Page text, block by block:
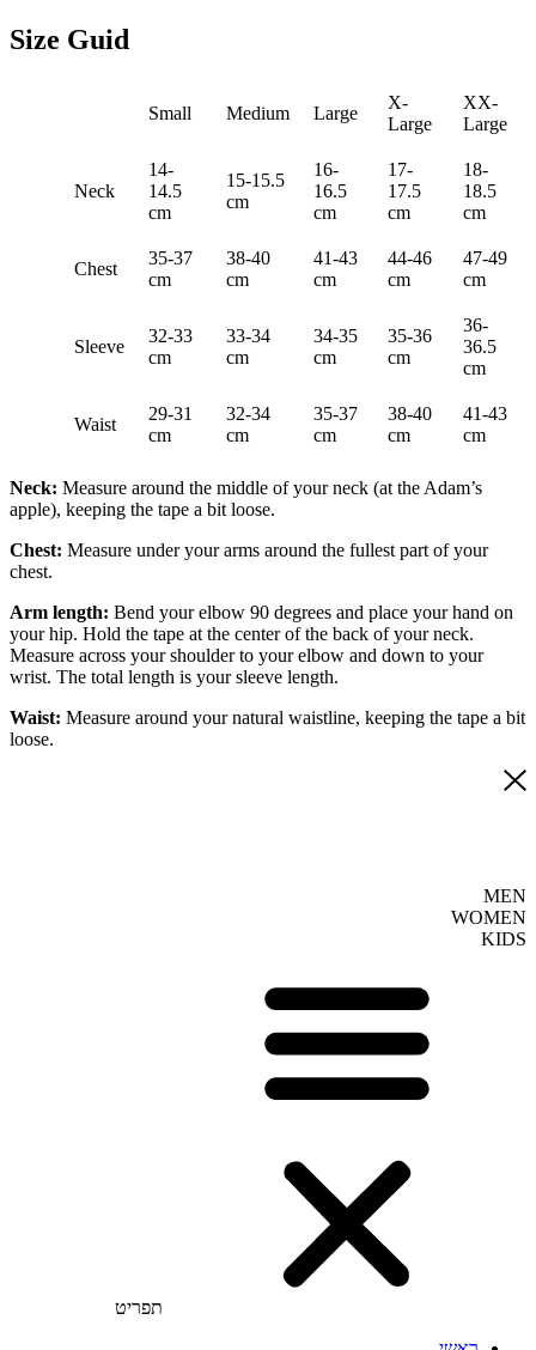
Size Guid
Small Medium Large
X-
Large
XX-
Large
Neck
14-
14.5
cm
15-15.5
cm
16-
16.5
cm
17-
17.5
cm
18-
18.5
cm
Chest
35-37
cm
38-40
cm
41-43
cm
44-46
cm
47-49
cm
Sleeve
32-33
cm
33-34
cm
34-35
cm
35-36
cm
36-
36.5
cm
Waist
29-31
cm
32-34
cm
35-37
cm
38-40
cm
41-43
cm
Neck: Measure around the middle of your neck (at the Adam’s
apple), keeping the tape a bit loose.
Chest: Measure under your arms around the fullest part of your
chest.
Arm length: Bend your elbow 90 degrees and place your hand on
your hip. Hold the tape at the center of the back of your neck.
Measure across your shoulder to your elbow and down to your
wrist. The total length is your sleeve length.
Waist: Measure around your natural waistline, keeping the tape a bit
loose.
MEN
WOMEN
KIDS
תפריט